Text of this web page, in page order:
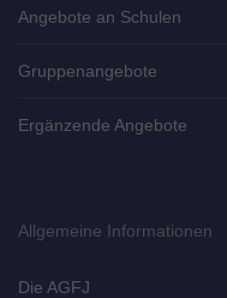
Angebote an Schulen
Gruppenangebote
Ergänzende Angebote
Allgemeine Informationen
Die AGFJ